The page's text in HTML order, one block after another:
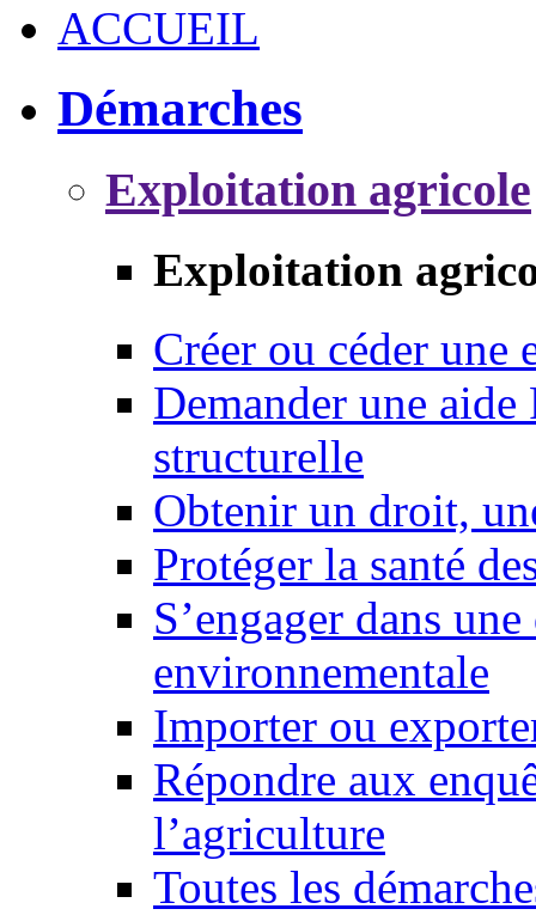
ACCUEIL
Démarches
Exploitation agricole
Exploitation
Créer ou céder une
Demander une
structurelle
Obtenir un droit,
Protéger la santé
S’engager dans
environnementale
Importer ou
Répondre aux
l’agriculture
Toutes les